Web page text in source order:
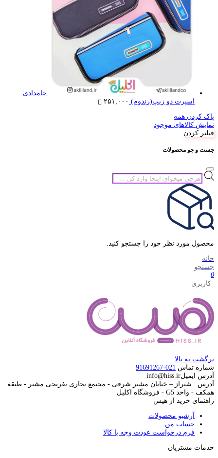
جامدادی
اسپرت دو زیپ(رندوم) ۲۵۱,۰۰۰
پاک کردن همه
نمایش کالاهای موجود
فیلتر کردن
جست و جو محصولات
جستجوی
محصولات
محصول مورد نظر خود را جستجو کنید.
خانه
جستجو
0
کاربری
برگشت به بالا
شماره تماس 021-91691267
آدرس ایمیلinfo@hiss.ir
آدرس : شیراز – خیابان مشیر شرقی - مجتمع تجاری تفریحی مشیر - طبقه
همکف - واحد G5 - فروشگاه اکلیل
راهنمای خرید از هیس
آرشیو محصولات
حساب من
فرم درخواست عودت وجه یا کالا
خدمات مشتریان